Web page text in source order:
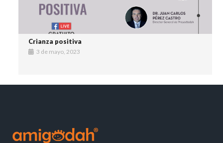
Crianza positiva
3 de mayo, 2023